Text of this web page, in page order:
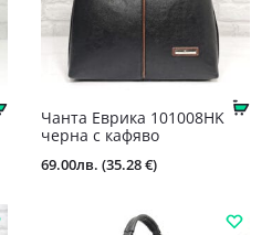
Купи
Чантa Еврика 101008HK
черна с кафяво
69.00лв. (35.28 €)